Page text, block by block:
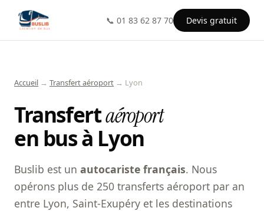
📞 01 83 62 87 70 Devis gratuit
Accueil → Transfert aéroport → Lyon
Transfertaéroport
en bus à Lyon
Buslib est un autocariste français. Nous
opérons plus de 250 transferts aéroport par an
entre Lyon, Saint-Exupéry et les destinations